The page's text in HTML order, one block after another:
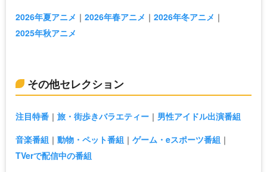
2026年夏アニメ 2026年春アニメ
2026年冬アニメ
2025年秋アニメ
その他セレクション
注目特番 旅・街歩きバラエティー
男性アイドル出演番組
音楽番組
動物・ペット番組
ゲーム・eスポーツ番組
TVerで配信中の番組